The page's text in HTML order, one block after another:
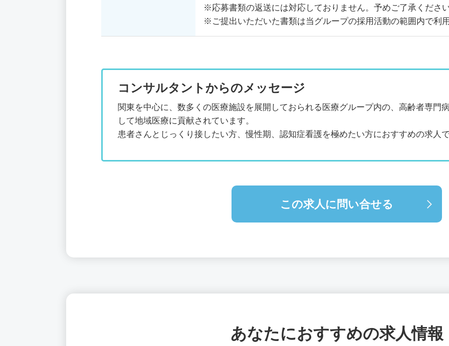
※応募書類の返送には対応しておりません。予めご了承くださ
※ご提出いただいた書類は当グループの採用活動の範囲内で利
コンサルタントからのメッセージ
関東を中心に、数多くの医療施設を展開しておられる医療グループ内の、高齢者専門
して地域医療に貢献されています。
患者さんとじっくり接したい方、慢性期、認知症看護を極めたい方におすすめの求人
この求人に問い合せる
あなたにおすすめの求人情報